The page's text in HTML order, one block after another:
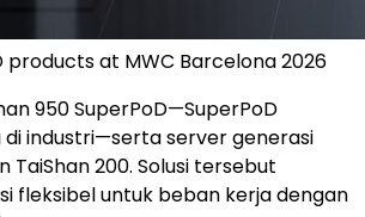
products at MWC Barcelona 2026
950 SuperPoD—SuperPoD
industri—serta server generasi
200. Solusi tersebut
fleksibel untuk beban kerja dengan